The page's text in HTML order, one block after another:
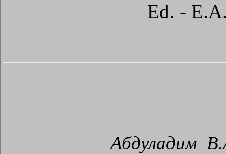
Ed. -
Абдуладим